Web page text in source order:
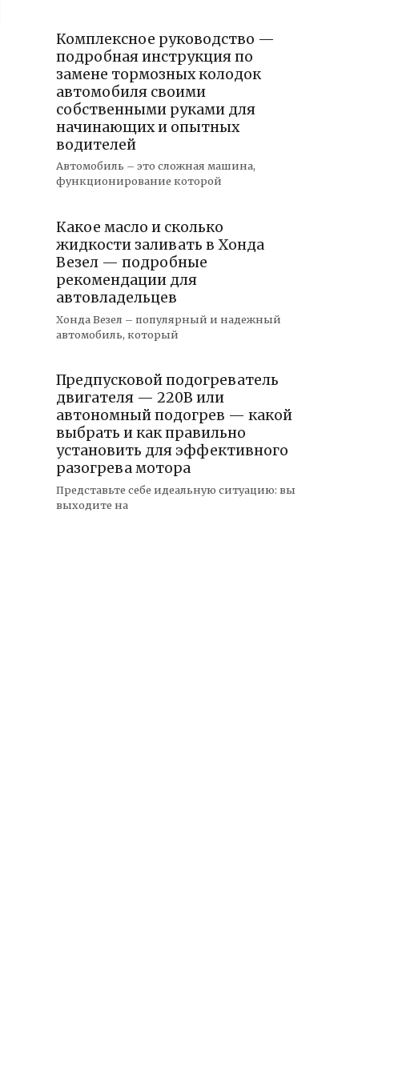
Комплексное руководство —
подробная инструкция по
замене тормозных колодок
автомобиля своими
собственными руками для
начинающих и опытных
водителей
Автомобиль – это сложная машина,
функционирование которой
Какое масло и сколько
жидкости заливать в Хонда
Везел — подробные
рекомендации для
автовладельцев
Хонда Везел – популярный и надежный
автомобиль, который
Предпусковой подогреватель
двигателя — 220В или
автономный подогрев — какой
выбрать и как правильно
установить для эффективного
разогрева мотора
Представьте себе идеальную ситуацию: вы
выходите на